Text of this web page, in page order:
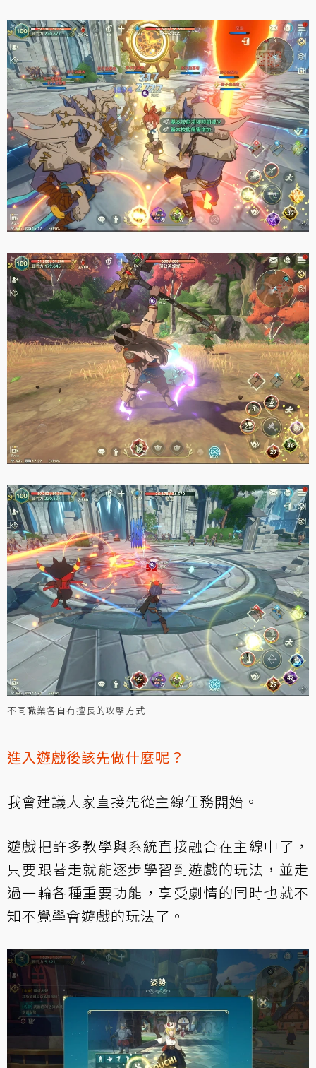
不同職業各自有擅長的攻擊方式
進入遊戲後該先做什麼呢？
我會建議大家直接先從主線任務開始。
遊戲把許多教學與系統直接融合在主線中了，
只要跟著走就能逐步學習到遊戲的玩法，並走
過一輪各種重要功能，享受劇情的同時也就不
知不覺學會遊戲的玩法了。